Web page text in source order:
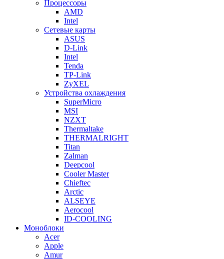
Процессоры
AMD
Intel
Сетевые карты
ASUS
D-Link
Intel
Tenda
TP-Link
ZyXEL
Устройства охлаждения
SuperMicro
MSI
NZXT
Thermaltake
THERMALRIGHT
Titan
Zalman
Deepcool
Cooler Master
Chieftec
Arctic
ALSEYE
Aerocool
ID-COOLING
Моноблоки
Acer
Apple
Amur